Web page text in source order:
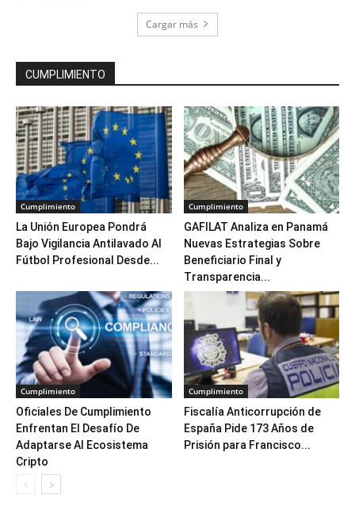
Cargar más
CUMPLIMIENTO
Cumplimiento
La Unión Europea Pondrá
Bajo Vigilancia Antilavado Al
Fútbol Profesional Desde...
Cumplimiento
GAFILAT Analiza en Panamá
Nuevas Estrategias Sobre
Beneficiario Final y
Transparencia...
Cumplimiento
Oficiales De Cumplimiento
Enfrentan El Desafío De
Adaptarse Al Ecosistema
Cripto
Cumplimiento
Fiscalía Anticorrupción de
España Pide 173 Años de
Prisión para Francisco...